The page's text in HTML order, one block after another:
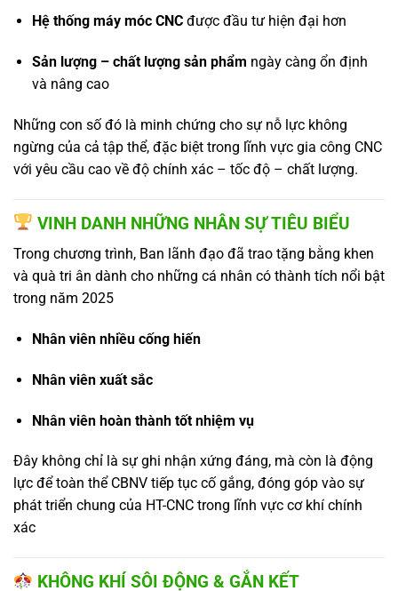
Hệ thống máy móc CNCđược đầu tư hiện đại hơn
Sản lượng – chất lượng sản phẩm ngày càng ổn định
và nâng cao
Những con số đó là minh chứng cho sự nỗ lực không
ngừng của cả tập thể, đặc biệt trong lĩnh vực gia công CNC
với yêu cầu cao về độ chính xác – tốc độ – chất lượng.
VINH DANH NHỮNG NHÂN SỰ TIÊU BIỂU
Trong chương trình, Ban lãnh đạo đã trao tặng bằng khen
và quà tri ân dành cho những cá nhân có thành tích nổi bật
trong năm 2025
Nhân viên nhiều cống hiến
Nhân viên xuất sắc
Nhân viên hoàn thành tốt nhiệm vụ
Đây không chỉ là sự ghi nhận xứng đáng, mà còn là động
lực để toàn thể CBNV tiếp tục cố gắng, đóng góp vào sự
phát triển chung của HT-CNC trong lĩnh vực cơ khí chính
xác
KHÔNG KHÍ SÔI ĐỘNG & GẮN KẾT